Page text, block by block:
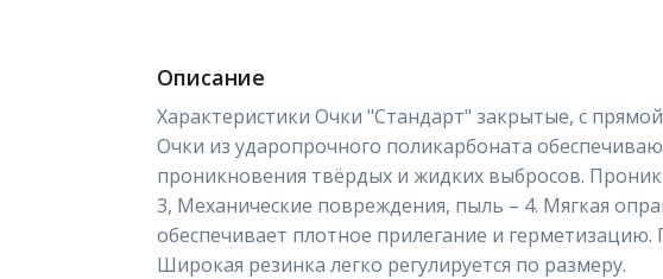
Описание
Характеристики Очки "Стандарт" закрытые, с
Очки из ударопрочного поликарбоната
проникновения твёрдых и жидких выбросов.
3, Механические повреждения, пыль – 4. Мягкая
обеспечивает плотное прилегание и герметизацию.
Широкая резинка легко регулируется по размеру.